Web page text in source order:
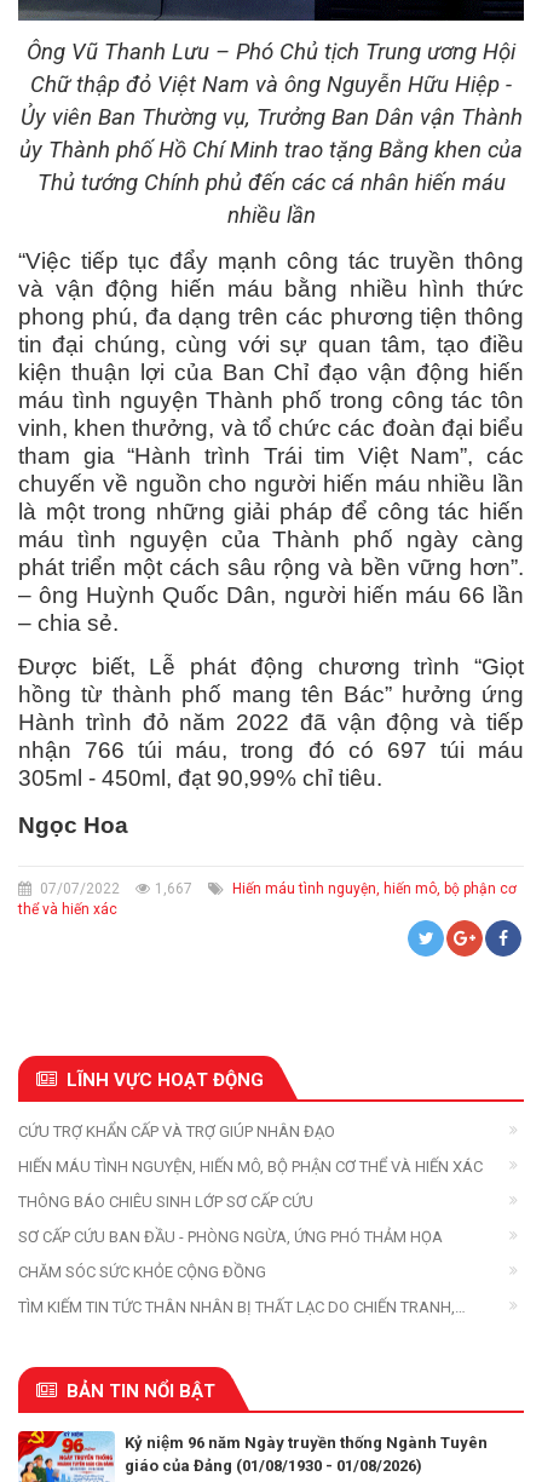
Ông Vũ Thanh Lưu – Phó Chủ tịch Trung ương Hội
Chữ thập đỏ Việt Nam và ông Nguyễn Hữu Hiệp -
Ủy viên Ban Thường vụ, Trưởng Ban Dân vận Thành
ủy Thành phố Hồ Chí Minh trao tặng Bằng khen của
Thủ tướng Chính phủ đến các cá nhân hiến máu
nhiều lần
“Việc tiếp tục đẩy mạnh công tác truyền thông
và vận động hiến máu bằng nhiều hình thức
phong phú, đa dạng trên các phương tiện thông
tin đại chúng, cùng với sự quan tâm, tạo điều
kiện thuận lợi của Ban Chỉ đạo vận động hiến
máu tình nguyện Thành phố trong công tác tôn
vinh, khen thưởng, và tổ chức các đoàn đại biểu
tham gia “Hành trình Trái tim Việt Nam”, các
chuyến về nguồn cho người hiến máu nhiều lần
là một trong những giải pháp để công tác hiến
máu tình nguyện của Thành phố ngày càng
phát triển một cách sâu rộng và bền vững hơn”.
– ông Huỳnh Quốc Dân, người hiến máu 66 lần
– chia sẻ.
Được biết, Lễ phát động chương trình “Giọt
hồng từ thành phố mang tên Bác” hưởng ứng
Hành trình đỏ năm 2022 đã vận động và tiếp
nhận 766 túi máu, trong đó có 697 túi máu
305ml - 450ml, đạt 90,99% chỉ tiêu.
Ngọc Hoa
07/07/2022 1,667
Hiến máu tình nguyện, hiến mô, bộ phận cơ
thể và hiến xác
LĨNH VỰC HOẠT ĐỘNG
CỨU TRỢ KHẨN CẤP VÀ TRỢ GIÚP NHÂN ĐẠO
HIẾN MÁU TÌNH NGUYỆN, HIẾN MÔ, BỘ PHẬN CƠ THỂ VÀ HIẾN XÁC
THÔNG BÁO CHIÊU SINH LỚP SƠ CẤP CỨU
SƠ CẤP CỨU BAN ĐẦU - PHÒNG NGỪA, ỨNG PHÓ THẢM HỌA
CHĂM SÓC SỨC KHỎE CỘNG ĐỒNG
TÌM KIẾM TIN TỨC THÂN NHÂN BỊ THẤT LẠC DO CHIẾN TRANH,
BẢN TIN NỔI BẬT
Kỷ niệm 96 năm Ngày truyền thống Ngành Tuyên
giáo của Đảng (01/08/1930 - 01/08/2026)